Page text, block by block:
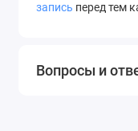
запись перед тем
Вопросы и